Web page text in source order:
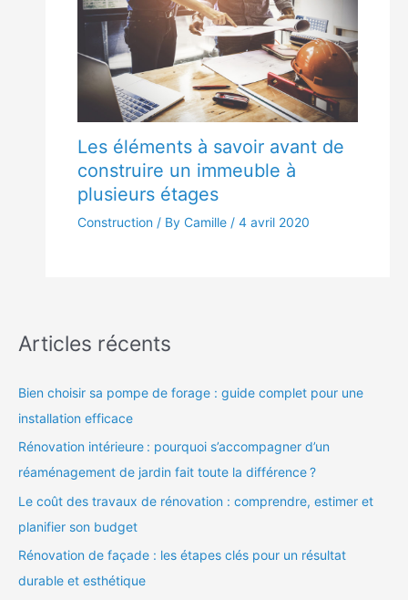
Les éléments à savoir avant de
construire un immeuble à
plusieurs étages
Construction / By Camille / 4 avril 2020
Articles récents
Bien choisir sa pompe de forage : guide complet pour une
installation efficace
Rénovation intérieure : pourquoi s’accompagner d’un
réaménagement de jardin fait toute la différence ?
Le coût des travaux de rénovation : comprendre, estimer et
planifier son budget
Rénovation de façade : les étapes clés pour un résultat
durable et esthétique